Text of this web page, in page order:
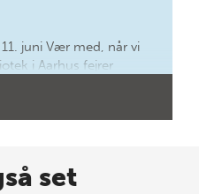
juni Vær med, når vi
i Aarhus fejrer
sommer-
set